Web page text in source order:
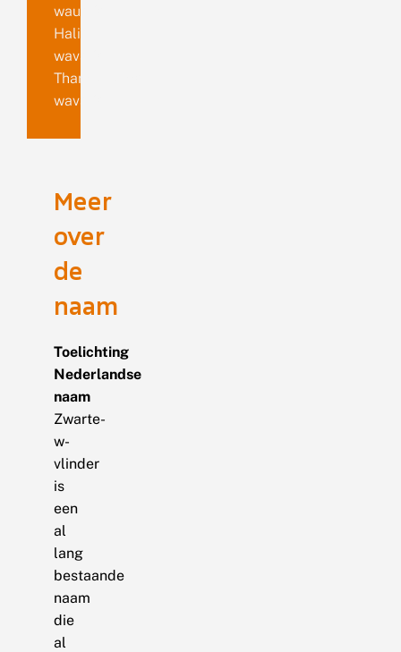
wauaria
Halia
wavaria
Thamnonoma
wavaria
Meer
over
de
naam
Toelichting
Nederlandse
naam
Zwarte-
w-
vlinder
is
een
al
lang
bestaande
naam
die
al